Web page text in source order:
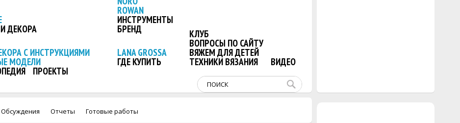
ДЕКОРА
С ИНСТРУКЦИЯМИ
МОДЕЛИ
ROWAN
ИНСТРУМЕНТЫ
БРЕНД
LANA GROSSA
ГДЕ КУПИТЬ
КЛУБ
ВОПРОСЫ ПО САЙТУ
ВЯЖЕМ ДЛЯ ДЕТЕЙ
ТЕХНИКИ ВЯЗАНИЯ ВИДЕО
ПРОЕКТЫ
Обсуждения Отчеты Готовые работы